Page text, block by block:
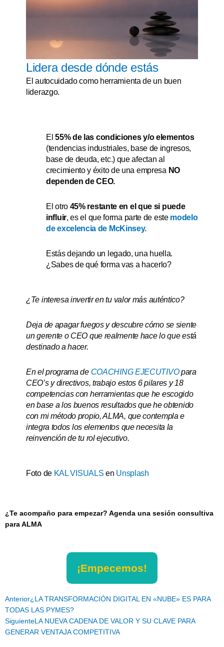
Lidera desde dónde estás
El autocuidado como herramienta de un buen
liderazgo.
El55% de las condiciones y/o elementos
(tendencias industriales, base de ingresos,
base de deuda, etc.) que afectan al
crecimiento y éxito de una empresa NO
dependen de CEO.
El otro 45% restante en el que si puede
influir, es el que forma parte de este modelo
de excelencia de McKinsey.
Estás dejando un legado, una huella.
¿Sabes de qué forma vas a hacerlo?
¿Te interesa invertir en tu valor más auténtico?
Deja de apagar fuegos y descubre cómo se siente
un gerente o CEO que realmente hace lo que está
destinado a hacer.
En el programa de COACHING EJECUTIVOpara
CEO’s y directivos, trabajo estos 6 pilares y 18
competencias con herramientas que he escogido
en base a los buenos resultados que he obtenido
con mi método propio, ALMA, que contempla e
integra todos los elementos que necesita la
reinvención de tu rol ejecutivo.
Foto de KAL VISUALS en Unsplash
¿Te acompaño para empezar? Agenda una sesión consultiva
para ALMA
¡Empecemos!
Ant
Anterior¿LA TRANSFORMACIÓN DIGITAL EN «NUBE» ES PARA
TODAS LAS PYMES?
SiguienteLA NUEVA CADENA DE VALOR Y SU CLAVE PARA
GENERAR VENTAJA COMPETITIVA
Siguiente